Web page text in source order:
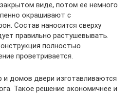
виде, потом ее немного
окрашивают с
Состав наносится сверху
правильно растушевывать.
полностью
проветривается.
и домов двери изготавливаются
Такое решение экономичнее и